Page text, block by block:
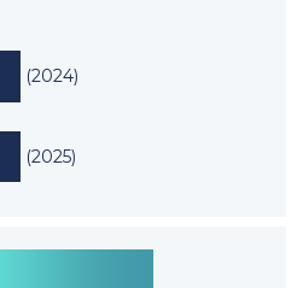
(2024)
(2025)